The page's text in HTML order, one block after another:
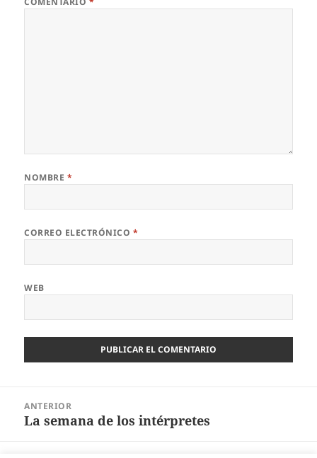
NOMBRE *
CORREO ELECTRÓNICO *
WEB
entradas
ANTERIOR
Entrada
La semana de los intérpretes